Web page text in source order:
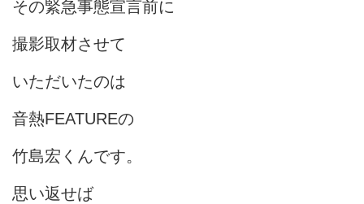
その緊急事態宣言前に
撮影取材させて
いただいたのは
音熱FEATUREの
竹島宏くんです。
思い返せば